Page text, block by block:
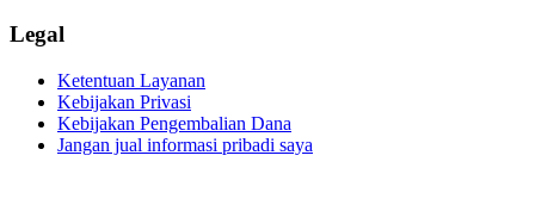
Legal
Ketentuan Layanan
Kebijakan Privasi
Kebijakan Pengembalian Dana
Jangan jual informasi pribadi saya